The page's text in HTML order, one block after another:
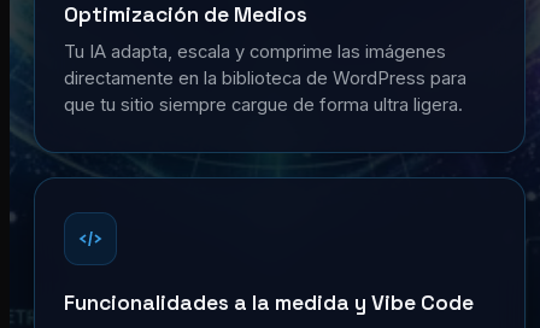
Optimización de Medios
Tu IA adapta, escala y comprime las imágenes
directamente en la biblioteca de WordPress para
que tu sitio siempre cargue de forma ultra ligera.
Funcionalidades a la medida y Vibe Code